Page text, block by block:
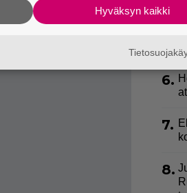
klo 15 alkaen ja
ovat kestäneet
5.
6.
7.
8.
Hyväksyn kaikki